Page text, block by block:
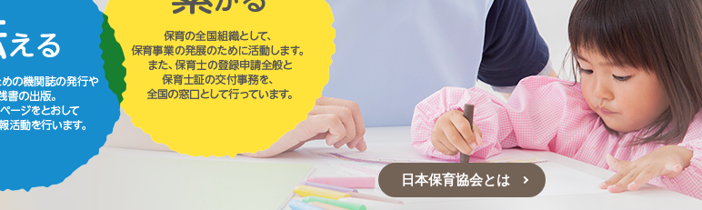
日本保育協会とは